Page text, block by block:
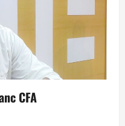
CFA